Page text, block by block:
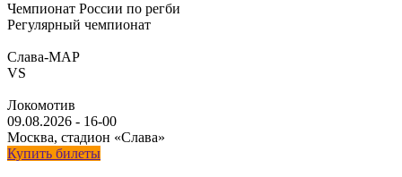
Чемпионат России по регби
Регулярный чемпионат
Слава-МАР
VS
Локомотив
09.08.2026 - 16-00
Москва, стадион «Слава»
Купить билеты